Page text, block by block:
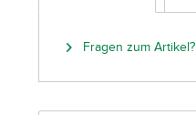
Fragen zum Artikel?